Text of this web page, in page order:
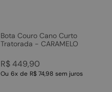
Bota Couro Cano Curto
Tratorada - CARAMELO
R$449,90
Ou 6x de R$ 74,98 sem juros